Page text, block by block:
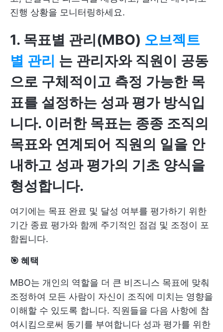
진행 상황을 모니터링하세요.
1. 목표별 관리(MBO) 오브젝트
별 관리 는 관리자와 직원이 공동
으로 구체적이고 측정 가능한 목
표를 설정하는 성과 평가 방식입
니다. 이러한 목표는 종종 조직의
목표와 연계되어 직원의 일을 안
내하고 성과 평가의 기초 양식을
형성합니다.
여기에는 목표 완료 및 달성 여부를 평가하기 위한
기간 종료 평가와 함께 주기적인 점검 및 조정이 포
함됩니다.
🎯 혜택
MBO는 개인의 역할을 더 큰 비즈니스 목표에 맞춰
조정하여 모든 사람이 자신이 조직에 미치는 영향을
이해할 수 있도록 합니다. 직원들을 다음 사항에 참
여시킴으로써 동기를 부여합니다 성과 평가를 위한